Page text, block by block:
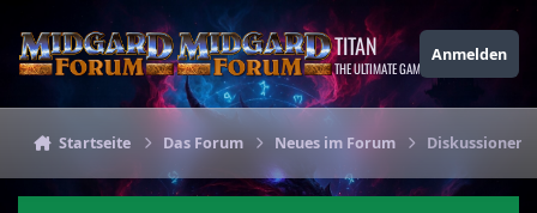
TITAN
THE ULTIMATE GAMING THEME
Anmelden
Startseite Das Forum Neues im Forum Diskussionen